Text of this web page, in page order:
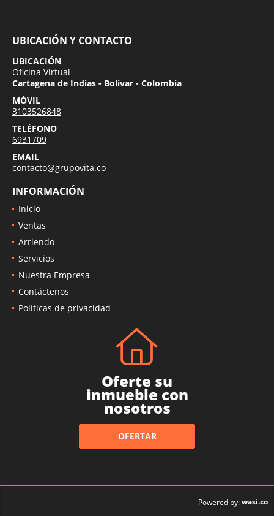
UBICACIÓN Y CONTACTO
UBICACIÓN
Oficina Virtual
Cartagena de Indias - Bolívar - Colombia
MÓVIL
3103526848
TELÉFONO
6931709
EMAIL
contacto@grupovita.co
INFORMACIÓN
Inicio
Ventas
Arriendo
Servicios
Nuestra Empresa
Contáctenos
Políticas de privacidad
Oferte su
inmueble con
nosotros
OFERTAR
Powered by:wasi.co